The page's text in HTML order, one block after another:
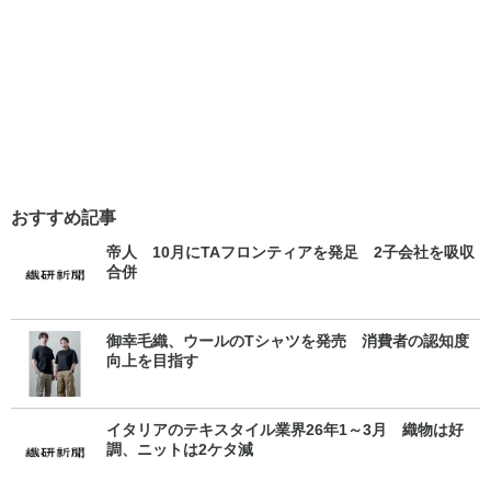
おすすめ記事
帝人 10月にTAフロンティアを発足 2子会社を吸収
合併
御幸毛織、ウールのTシャツを発売 消費者の認知度
向上を目指す
イタリアのテキスタイル業界26年1～3月 織物は好
調、ニットは2ケタ減